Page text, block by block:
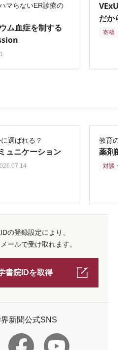
マらないER診療の
ム血症を制する
VExUS
だから
寄稿
選ばれる？
ュニケーション
教育の再
薬剤師
対談・座
の登録設定により、
ールで受け取れます。
書院IDを取得
界新聞公式SNS